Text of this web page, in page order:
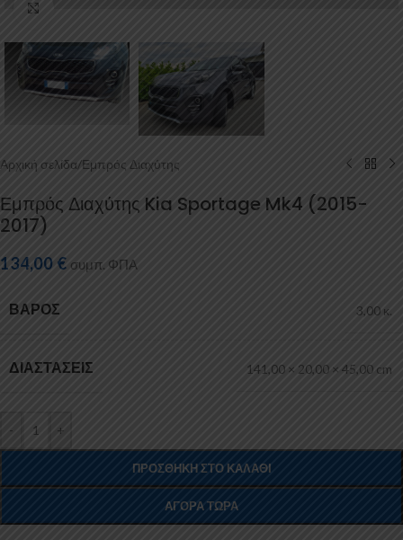
Αρχική σελίδα/Εμπρός Διαχύτης
Εμπρός Διαχύτης Kia Sportage Mk4 (2015-
2017)
134,00 € συμπ. ΦΠΑ
ΒΆΡΟΣ 3,00 κ.
ΔΙΑΣΤΆΣΕΙΣ 141,00 × 20,00 × 45,00 cm
- +
ΠΡΟΣΘΉΚΗ ΣΤΟ ΚΑΛΆΘΙ
ΑΓΟΡΆ ΤΏΡΑ